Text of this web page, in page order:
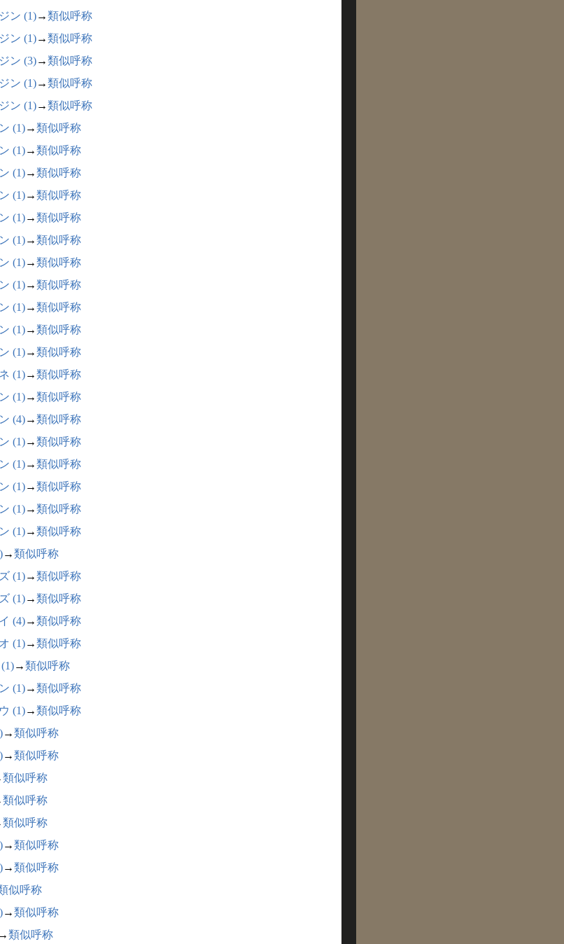
ン (1)→類似呼称
ン (1)→類似呼称
ン (3)→類似呼称
ン (1)→類似呼称
ン (1)→類似呼称
(1)→類似呼称
(1)→類似呼称
(1)→類似呼称
(1)→類似呼称
(1)→類似呼称
(1)→類似呼称
(1)→類似呼称
(1)→類似呼称
(1)→類似呼称
(1)→類似呼称
(1)→類似呼称
(1)→類似呼称
(1)→類似呼称
(4)→類似呼称
(1)→類似呼称
(1)→類似呼称
(1)→類似呼称
(1)→類似呼称
(1)→類似呼称
→類似呼称
(1)→類似呼称
(1)→類似呼称
(4)→類似呼称
(1)→類似呼称
→類似呼称
(1)→類似呼称
(1)→類似呼称
→類似呼称
→類似呼称
類似呼称
類似呼称
類似呼称
→類似呼称
→類似呼称
似呼称
→類似呼称
→類似呼称